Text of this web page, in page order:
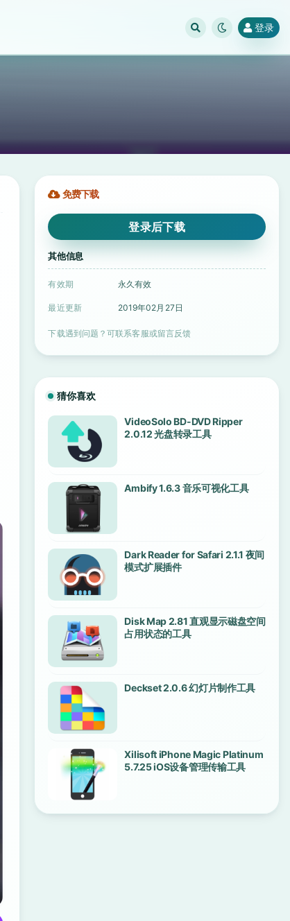
登录
免费下载
登录后下载
其他信息
有效期 永久有效
最近更新 2019年02月27日
下载遇到问题？可联系客服或留言反馈
猜你喜欢
VideoSolo BD-DVD Ripper
2.0.12 光盘转录工具
Ambify 1.6.3 音乐可视化工具
Dark Reader for Safari 2.1.1 夜间
模式扩展插件
Disk Map 2.81 直观显示磁盘空间
占用状态的工具
Deckset 2.0.6 幻灯片制作工具
Xilisoft iPhone Magic Platinum
5.7.25 iOS设备管理传输工具